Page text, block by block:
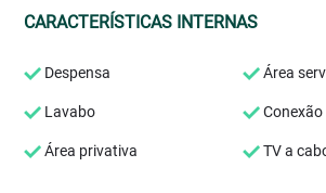
CARACTERÍSTICAS INTERNAS
Despensa Área
Lavabo
Área privativa TV a